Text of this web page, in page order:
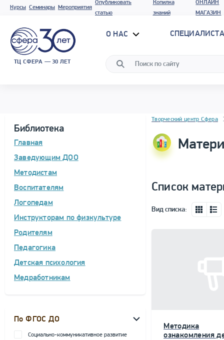
Курсы Семинары Мероприятия
Опубликовать
статью
Копилка
знаний
ОНЛАЙН
МАГАЗИН
ТЦ СФЕРА — 30 ЛЕТ
О НАС
Библиотека
Главная
Заведующим ДОО
Методистам
Воспитателям
Логопедам
Инструкторам по физкультуре
Родителям
Педагогика
Детская психология
Медработникам
По ФГОС ДО
Социально-коммуникативное развитие
Блок новостей
Творческий центр Сфера
Список
Вид списка:
Методика
ознакомления